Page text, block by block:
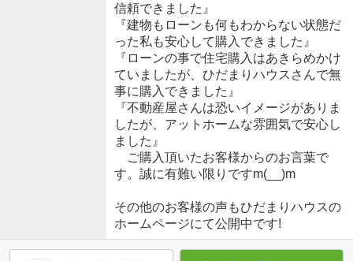
信頼できました』
『建物もローンも何もわからない状態だ
った私も安心して購入できました』
『ローンの事で住宅購入はあきらめかけ
ていましたが、ひだまりハウスさんで無
事に購入できました』
『不動産屋さんは恐いイメージがありま
したが、アットホームな雰囲気で安心し
ました』
ご購入頂いたお客様からのお言葉で
す。誠に有難い限りですm(__)m
その他のお客様の声もひだまりハウスの
ホームページにて公開中です!